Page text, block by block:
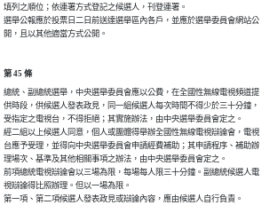
填列之順位；依連署方式登記之候選人，刊登連署。
選舉公報應於投票日二日前送達選舉區內各戶，並應於選舉委員會網站公
開，且以其他適當方式公開。
第 45 條
總統、副總統選舉，中央選舉委員會應以公費，在全國性無線電視頻道提
供時段，供候選人發表政見，同一組候選人每次時間不得少於三十分鐘，
受指定之電視台，不得拒絕；其實施辦法，由中央選舉委員會定之。
經二組以上候選人同意，個人或團體得舉辦全國性無線電視辯論會，電視
台應予受理，並得向中央選舉委員會申請經費補助；其申請程序、補助辦
理場次、基準及其他相關事項之辦法，由中央選舉委員會定之。
前項總統電視辯論會以三場為限，每場每人限三十分鐘。副總統候選人電
視辯論得比照辦理。但以一場為限。
第一項、第二項候選人發表政見或辯論內容，應由候選人自行負責。